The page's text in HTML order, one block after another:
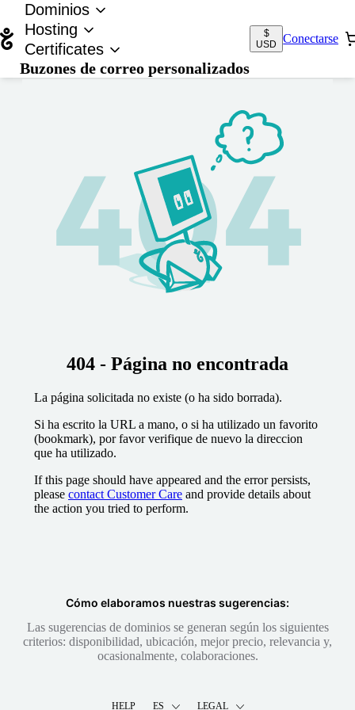
Dominios
Hosting
Certificates
Buzones de correo personalizados
$
USD
Conectarse
404 - Página no encontrada
La página solicitada no existe (o ha sido borrada).
Si ha escrito la URL a mano, o si ha utilizado un favorito
(bookmark), por favor verifique de nuevo la direccion
que ha utilizado.
If this page should have appeared and the error persists,
please contact Customer Care and provide details about
the action you tried to perform.
Cómo elaboramos nuestras sugerencias:
Las sugerencias de dominios se generan según los siguientes
criterios: disponibilidad, ubicación, mejor precio, relevancia y,
ocasionalmente, colaboraciones.
HELP ES LEGAL